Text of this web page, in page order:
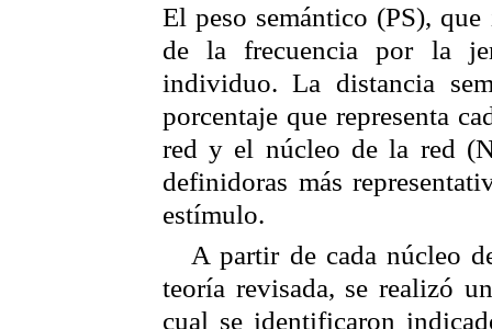
El peso semántico (PS),
de la frecuencia por la
individuo. La distancia
porcentaje que representa
red y el núcleo de la red
definidoras más
estímulo.
A partir de cada núcleo
teoría revisada, se realizó
cual se identificaron